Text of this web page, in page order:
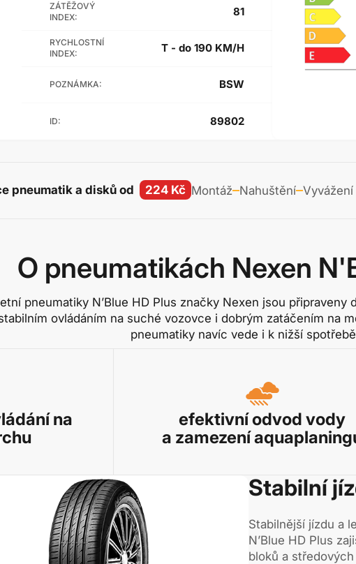
ZÁTĚŽOVÝ
INDEX:
81
RYCHLOSTNÍ
INDEX:
T - do 190 KM/H
POZNÁMKA: BSW
ID: 89802
pneumatik a disků od 224 Kč Montáž Nahuštění Vyvážení
O pneumatikách Nexen
pneumatiky N’Blue HD Plus značky Nexen jsou připraveny
ovládáním na suché vozovce i dobrým zatáčením na
pneumatiky navíc vede i k nižší
na
efektivní odvod vody
a zamezení
Stabilní
Stabilnější jízdu a
N’Blue HD Plus
bloků a